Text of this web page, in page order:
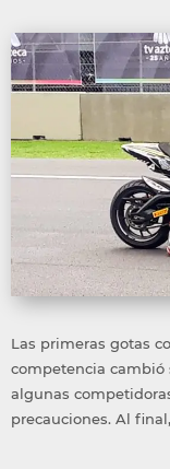
Las primeras gotas
competencia
algunas
precauciones. Al